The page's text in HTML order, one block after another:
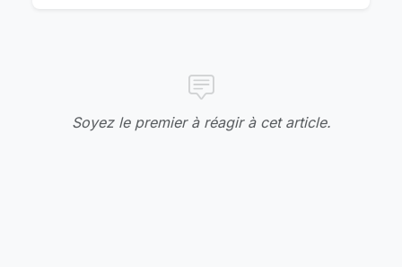
Soyez le premier à réagir à cet article.